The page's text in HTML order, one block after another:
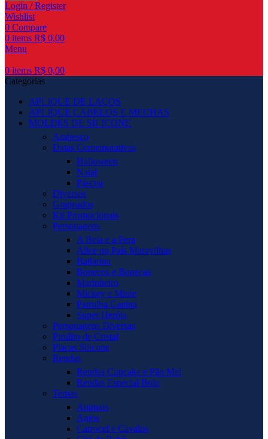
Login / Register
Wishlist
0 Compare
0 items R$ 0,00
Menu
0 items R$ 0,00
Categorias
APLIQUE DE LAÇOS
APLIQUE CABELOS E MECHAS
MOLDES DE SILICONE
Arabesco
Datas Comemorativas
Halloween
Natal
Páscoa
Diversos
Grapeados
Kit Promocionais
Personagens
A Bela e a Fera
Alice no País Maravilhas
Bailarina
Bonecos e Bonecas
Marinheiro
Mickey e Minie
Patrulha Canina
Super Heróis
Personagens Diversas
Pirulito de Cristal
Placas Silicone
Rendas
Rendas Cupcake e Pão Mel
Rendas Especial Bolo
Temas
Animais
Anjos
Carrocel e Cavalos